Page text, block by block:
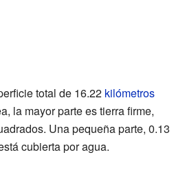
total de 16.22 kilómetros
la mayor parte es tierra firme,
Una pequeña parte, 0.13
cubierta por agua.